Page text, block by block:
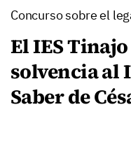
Concurso sobre el
El IES
solvencia al
Saber de